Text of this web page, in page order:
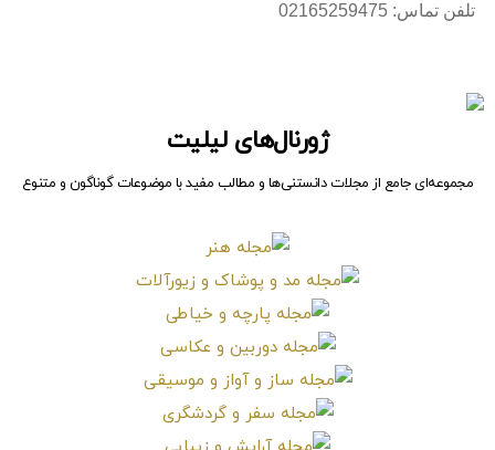
ژورنال‌های لیلیت
مجموعه‌ای جامع از مجلات دانستنی‌ها و مطالب مفید با موضوعات گوناگون و متنوع